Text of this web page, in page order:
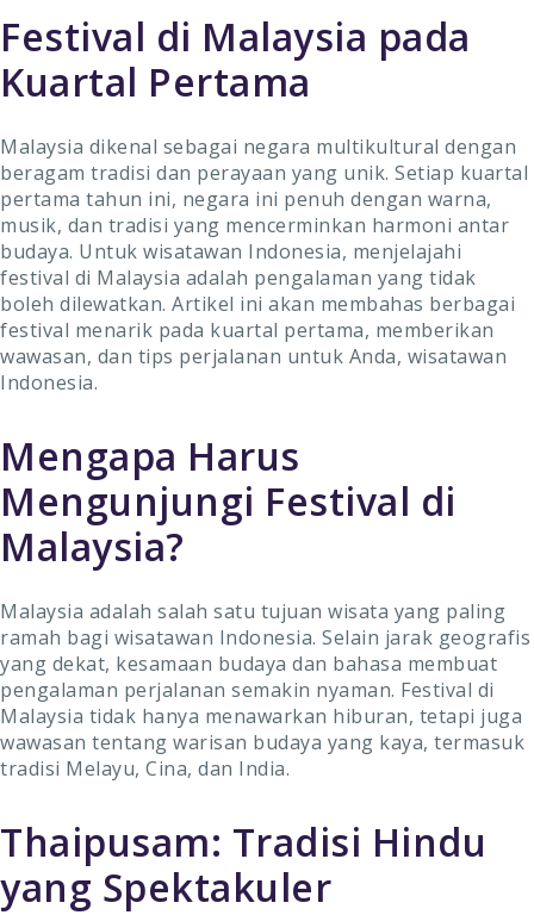
Festival di Malaysia pada
Kuartal Pertama
Malaysia dikenal sebagai negara multikultural dengan
beragam tradisi dan perayaan yang unik. Setiap kuartal
pertama tahun ini, negara ini penuh dengan warna,
musik, dan tradisi yang mencerminkan harmoni antar
budaya. Untuk wisatawan Indonesia, menjelajahi
festival di Malaysia adalah pengalaman yang tidak
boleh dilewatkan. Artikel ini akan membahas berbagai
festival menarik pada kuartal pertama, memberikan
wawasan, dan tips perjalanan untuk Anda, wisatawan
Indonesia.
Mengapa Harus
Mengunjungi Festival di
Malaysia?
Malaysia adalah salah satu tujuan wisata yang paling
ramah bagi wisatawan Indonesia. Selain jarak geografis
yang dekat, kesamaan budaya dan bahasa membuat
pengalaman perjalanan semakin nyaman. Festival di
Malaysia tidak hanya menawarkan hiburan, tetapi juga
wawasan tentang warisan budaya yang kaya, termasuk
tradisi Melayu, Cina, dan India.
Thaipusam: Tradisi Hindu
yang Spektakuler